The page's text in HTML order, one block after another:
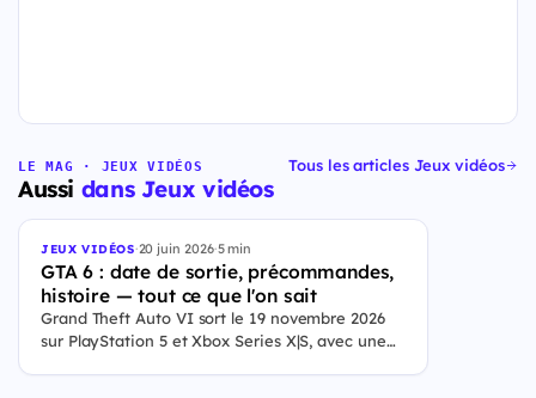
LE MAG · JEUX VIDÉOS
Aussi dans Jeux vidéos
Tous les articles Jeux vidéos
JEUX VIDÉOS·20 juin 2026·5 min
GTA 6 : date de sortie, précommandes,
histoire — tout ce que l'on sait
Grand Theft Auto VI sort le 19 novembre 2026
sur PlayStation 5 et Xbox Series X|S, avec une